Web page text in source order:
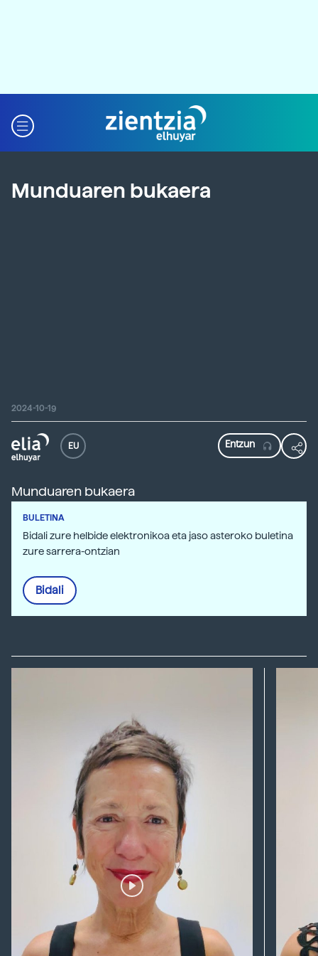
Munduaren bukaera
2024-10-19
EU
Munduaren bukaera
BULETINA
Bidali zure helbide elektronikoa eta jaso asteroko buletina
zure sarrera-ontzian
Bidali